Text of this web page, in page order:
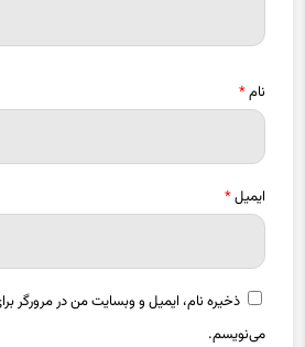
نام*
ایمیل*
ذخیره نام، ایمیل و وبسایت من در مرورگر
می‌نویسم.